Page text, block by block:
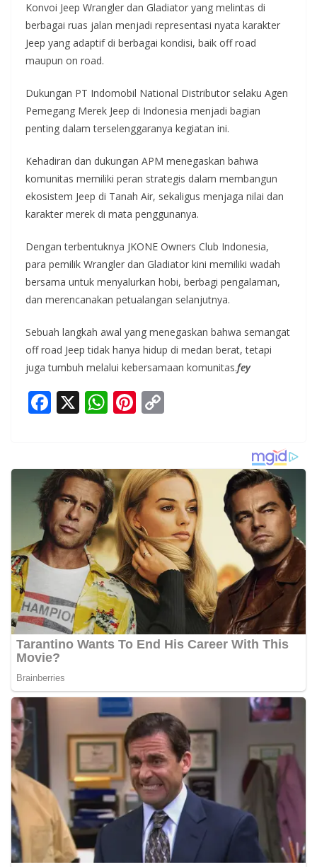
Konvoi Jeep Wrangler dan Gladiator yang melintas di
berbagai ruas jalan menjadi representasi nyata karakter
Jeep yang adaptif di berbagai kondisi, baik off road
maupun on road.
Dukungan PT Indomobil National Distributor selaku Agen
Pemegang Merek Jeep di Indonesia menjadi bagian
penting dalam terselenggaranya kegiatan ini.
Kehadiran dan dukungan APM menegaskan bahwa
komunitas memiliki peran strategis dalam membangun
ekosistem Jeep di Tanah Air, sekaligus menjaga nilai dan
karakter merek di mata penggunanya.
Dengan terbentuknya JKONE Owners Club Indonesia,
para pemilik Wrangler dan Gladiator kini memiliki wadah
bersama untuk menyalurkan hobi, berbagi pengalaman,
dan merencanakan petualangan selanjutnya.
Sebuah langkah awal yang menegaskan bahwa semangat
off road Jeep tidak hanya hidup di medan berat, tetapi
juga tumbuh melalui kebersamaan komunitas.fey
F
b
o
o
k
X W
s
A
p
p
Pi
e
st
y
Li
n
k